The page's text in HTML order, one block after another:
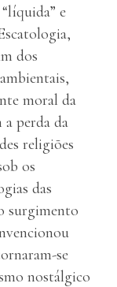
e
dos
moral da
perda da
religiões
os
das
surgimento
se
nostálgico